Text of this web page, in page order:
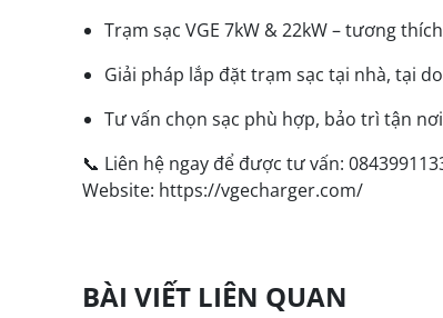
Trạm sạc VGE 7kW & 22kW – tương
Giải pháp lắp đặt trạm sạc tại nhà, tại
Tư vấn chọn sạc phù hợp, bảo trì tận nơi
📞 Liên hệ ngay để được tư vấn:
Website: https://vgecharger.com/
BÀI VIẾT LIÊN QUAN